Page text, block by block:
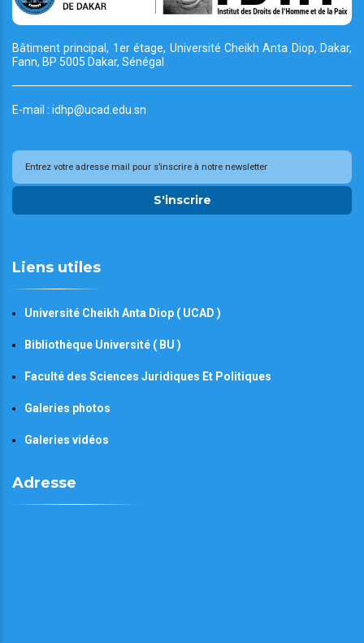
Bâtiment principal, 1er étage, Université CheikhAnta Diop, Dakar,
Fann, BP 5005 Dakar, Sénégal
E-mail : idhp@ucad.edu.sn
S'inscrire
Liens utiles
Université Cheikh Anta Diop ( UCAD )
Bibliothèque Université ( BU )
Faculté des Sciences Juridiques Et Politiques
Galeries photos
Galeries vidéos
Adresse